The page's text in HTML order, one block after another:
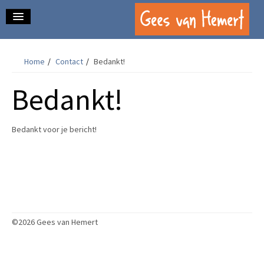
over mij.
schrijfwerk.
Home / Contact / Bedankt!
Bedankt!
Bedankt voor je bericht!
©2026 Gees van Hemert